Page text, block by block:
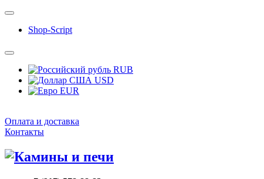
Shop-Script
RUB
USD
EUR
Оплата и доставка
Контакты